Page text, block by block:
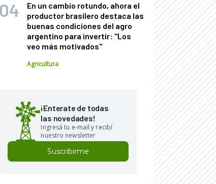
En un cambio rotundo, ahora el
productor brasilero destaca las
buenas condiciones del agro
argentino para invertir: "Los
veo más motivados"
Agricultura
¡Enterate de todas
las novedades!
Ingresá tu e-mail y recibí
nuestro newsletter
Suscribirme